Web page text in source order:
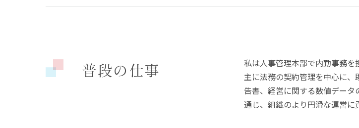
普段の仕事
私は人事管理本部で内勤事務を
主に法務の契約管理を中心に
告書、経営に関する数値デー
通じ、組織のより円滑な運営に